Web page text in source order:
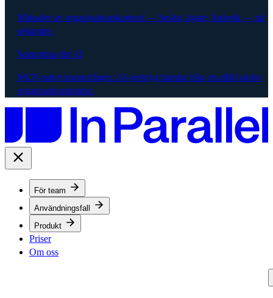
Månader av organisationskontext — beslut, ägare, historik — på
sekunder.
Samordna din AI
MCP-nativt kontextlager. AI-verktyg hämtar från ett alltid aktivt
organisationsminne.
För team
Användningsfall
Produkt
Priser
Om oss